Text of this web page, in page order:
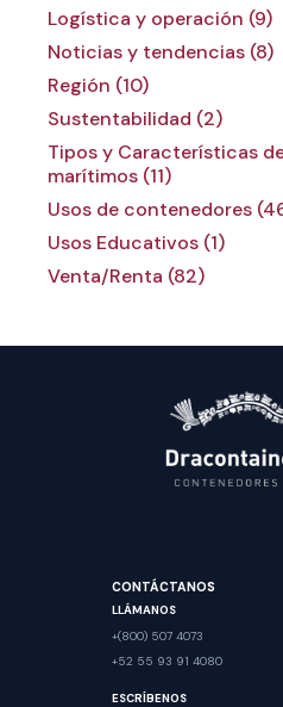
Logística y operación (9)
Noticias y tendencias (8)
Región (10)
Sustentabilidad (2)
Tipos y Características
marítimos (11)
Usos de contenedores
Usos Educativos (1)
Venta/Renta (82)
CONTÁCTANOS
LLÁMANOS
+(800) 507 4073
+52 55 93 91 4080
ESCRÍBENOS